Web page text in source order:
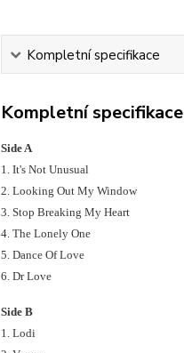
Kompletní specifikace
Kompletní specifikace
Side A
1. It's Not Unusual
2. Looking Out My Window
3. Stop Breaking My Heart
4. The Lonely One
5. Dance Of Love
6. Dr Love
Side B
1. Lodi